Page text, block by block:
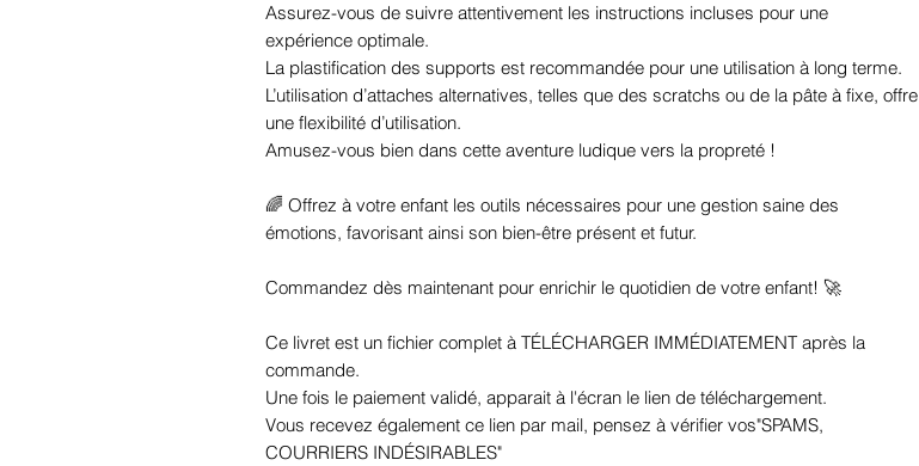
Assurez-vous de suivre attentivement les instructions incluses pour une
expérience optimale.
La plastification des supports est recommandée pour une utilisation à long terme.
L’utilisation d’attaches alternatives, telles que des scratchs ou de la pâte à fixe, offre
une flexibilité d’utilisation.
Amusez-vous bien dans cette aventure ludique vers la propreté !
🌈 Offrez à votre enfant les outils nécessaires pour une gestion saine des
émotions, favorisant ainsi son bien-être présent et futur.
Commandez dès maintenant pour enrichir le quotidien de votre enfant! 🚀
Ce livret est un fichier complet à TÉLÉCHARGER IMMÉDIATEMENT après la
commande.
Une fois le paiement validé, apparait à l'écran le lien de téléchargement.
Vous recevez également ce lien par mail, pensez à vérifier vos"SPAMS,
COURRIERS INDÉSIRABLES"